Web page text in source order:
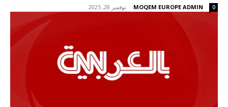
MOQEM EUROPE ADMIN
- نوفمبر 28, 2025 0